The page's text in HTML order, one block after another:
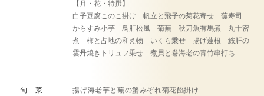
【月・花・特撰】
白子豆腐このこ掛け 帆立と飛子の菊花寄せ 蕪寿司
からすみ小芋 鳥肝松風 菊蕪 秋刀魚有馬煮 丸十密
煮 柿と占地の和え物 いくら乗せ 揚げ蓮根 鮟肝の
雲丹焼きトリュフ乗せ 煮貝と巻海老の青竹串打ち
旬 菜 揚げ海老芋と蕪の蟹みぞれ菊花餡掛け